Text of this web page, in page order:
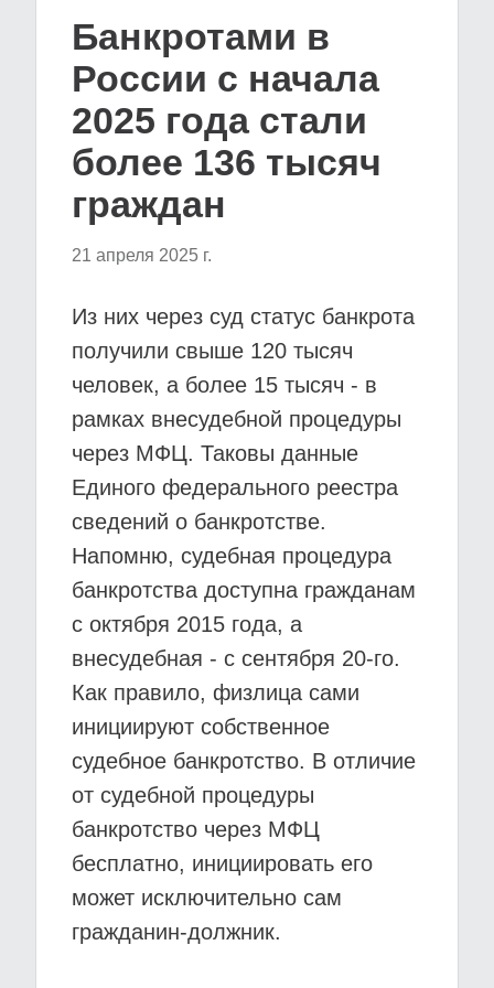
Банкротами в
России с начала
2025 года стали
более 136 тысяч
граждан
21 апреля 2025 г.
Из них через суд статус банкрота
получили свыше 120 тысяч
человек, а более 15 тысяч - в
рамках внесудебной процедуры
через МФЦ. Таковы данные
Единого федерального реестра
сведений о банкротстве.
Напомню, судебная процедура
банкротства доступна гражданам
с октября 2015 года, а
внесудебная - с сентября 20-го.
Как правило, физлица сами
инициируют собственное
судебное банкротство. В отличие
от судебной процедуры
банкротство через МФЦ
бесплатно, инициировать его
может исключительно сам
гражданин-должник.